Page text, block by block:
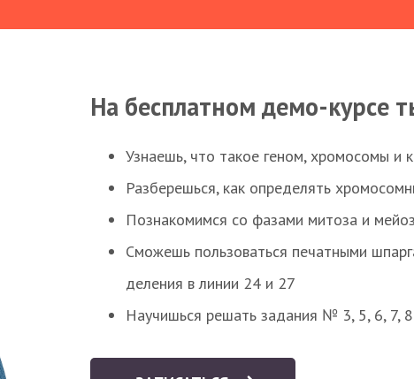
На бесплатном демо-курсе
Узнаешь, что такое геном, хромосомы и
Разберешься, как определять
Познакомимся со фазами митоза и
Сможешь пользоваться печатными
деления в линии 24 и 27
Научишься решать задания № 3, 5, 6, 7,